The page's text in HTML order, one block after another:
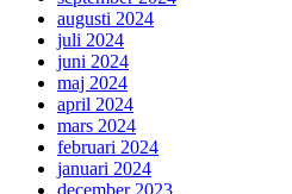
augusti 2024
juli 2024
juni 2024
maj 2024
april 2024
mars 2024
februari 2024
januari 2024
december 2023